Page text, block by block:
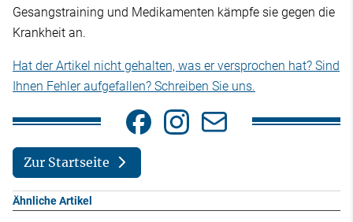
Gesangstraining und Medikamenten kämpfe sie gegen die
Krankheit an.
Hat der Artikel nicht gehalten, was er versprochen hat? Sind
Ihnen Fehler aufgefallen? Schreiben Sie uns.
Zur Startseite
Ähnliche Artikel